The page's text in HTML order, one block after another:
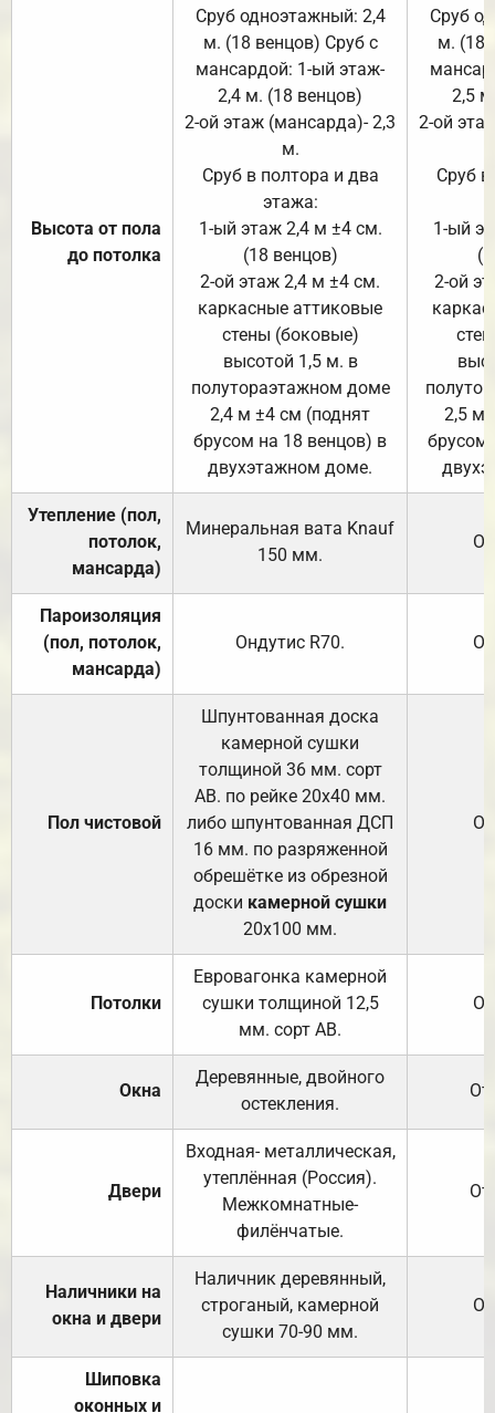
Высота от пола
до потолка
Сруб одноэтажный: 2,4
м. (18 венцов) Сруб с
мансардой: 1-ый этаж-
2,4 м. (18 венцов)
2-ой этаж (мансарда)- 2,3
м.
Сруб в полтора и два
этажа:
1-ый этаж 2,4 м ±4 см.
(18 венцов)
2-ой этаж 2,4 м ±4 см.
каркасные аттиковые
стены (боковые)
высотой 1,5 м. в
полутораэтажном доме
2,4 м ±4 см (поднят
брусом на 18 венцов) в
двухэтажном доме.
Сруб
м. (18
2,5
2-ой
Сруб
1-ый
2-ой
2,5 м
брусом
Утепление (пол,
потолок,
мансарда)
Минеральная вата Knauf
150 мм.
Пароизоляция
(пол, потолок,
мансарда)
Ондутис R70.
Пол чистовой
Шпунтованная доска
камерной сушки
толщиной 36 мм. сорт
АВ. по рейке 20х40 мм.
либо шпунтованная ДСП
16 мм. по разряженной
обрешётке из обрезной
доски камерной сушки
20х100 мм.
Потолки
Евровагонка камерной
сушки толщиной 12,5
мм. сорт АВ.
Окна
Деревянные, двойного
остекления.
Двери
Входная- металлическая,
утеплённая (Россия).
Межкомнатные-
филёнчатые.
Наличники на
окна и двери
Наличник деревянный,
строганый, камерной
сушки 70-90 мм.
Шиповка
оконных и